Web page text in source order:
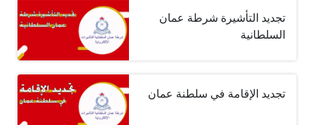
تجديد التأشيرة شرطة عمان
السلطانية
تجديد الإقامة في سلطنة عمان